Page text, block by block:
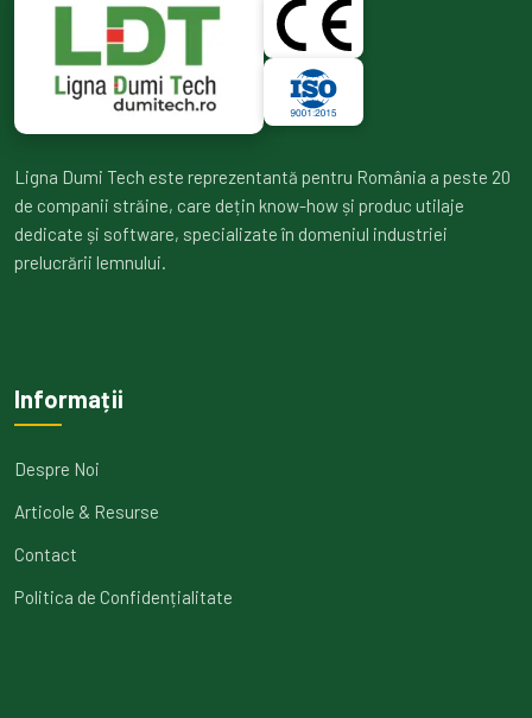
Ligna Dumi Tech este reprezentantă pentru România a peste 20
de companii străine, care dețin know-how și produc utilaje
dedicate și software, specializate în domeniul industriei
prelucrării lemnului.
Informații
Despre Noi
Articole & Resurse
Contact
Politica de Confidențialitate